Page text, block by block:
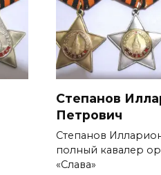
Степанов
Петрович
Степанов
полный кавалер
«Слава»